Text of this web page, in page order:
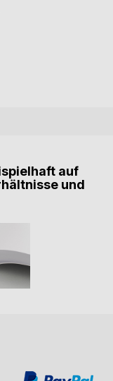
auf
und